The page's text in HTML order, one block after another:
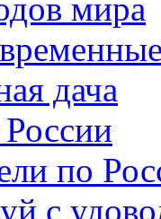
мира
дача
по
с